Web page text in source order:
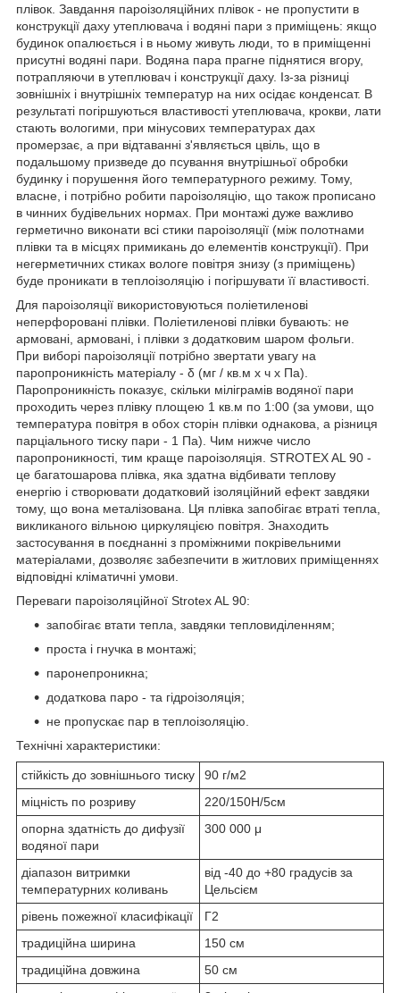
плівок. Завдання пароізоляційних плівок - не пропустити в
конструкції даху утеплювача і водяні пари з приміщень: якщо
будинок опалюється і в ньому живуть люди, то в приміщенні
присутні водяні пари. Водяна пара прагне піднятися вгору,
потрапляючи в утеплювач і конструкції даху. Із-за різниці
зовнішніх і внутрішніх температур на них осідає конденсат. В
результаті погіршуються властивості утеплювача, крокви, лати
стають вологими, при мінусових температурах дах
промерзає, а при відтаванні з'являється цвіль, що в
подальшому призведе до псування внутрішньої обробки
будинку і порушення його температурного режиму. Тому,
власне, і потрібно робити пароізоляцію, що також прописано
в чинних будівельних нормах. При монтажі дуже важливо
герметично виконати всі стики пароізоляції (між полотнами
плівки та в місцях примикань до елементів конструкції). При
негерметичних стиках вологе повітря знизу (з приміщень)
буде проникати в теплоізоляцію і погіршувати її властивості.
Для пароізоляції використовуються поліетиленові
неперфоровані плівки. Поліетиленові плівки бувають: не
армовані, армовані, і плівки з додатковим шаром фольги.
При виборі пароізоляції потрібно звертати увагу на
паропроникність матеріалу - δ (мг / кв.м х ч х Па).
Паропроникність показує, скільки міліграмів водяної пари
проходить через плівку площею 1 кв.м по 1:00 (за умови, що
температура повітря в обох сторін плівки однакова, а різниця
парціального тиску пари - 1 Па). Чим нижче число
паропроникності, тим краще пароізоляція. STROTEX AL 90 -
це багатошарова плівка, яка здатна відбивати теплову
енергію і створювати додатковий ізоляційний ефект завдяки
тому, що вона металізована. Ця плівка запобігає втраті тепла,
викликаного вільною циркуляцією повітря. Знаходить
застосування в поєднанні з проміжними покрівельними
матеріалами, дозволяє забезпечити в житлових приміщеннях
відповідні кліматичні умови.
Переваги пароізоляційної Strotex AL 90:
запобігає втати тепла, завдяки тепловиділенням;
проста і гнучка в монтажі;
паронепроникна;
додаткова паро - та гідроізоляція;
не пропускає пар в теплоізоляцію.
Технічні характеристики:
стійкість до зовнішнього тиску
90 г/м2
міцність по розриву
220/150Н/5см
опорна здатність до дифузії
водяної пари
300 000 μ
діапазон витримки
температурних коливань
від -40 до +80 градусів за
Цельсієм
рівень пожежної класифікації
Г2
традиційна ширина
150 см
традиційна довжина
50 см